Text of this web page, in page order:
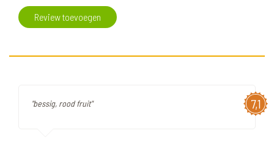
Review toevoegen
7,1
"bessig, rood fruit"